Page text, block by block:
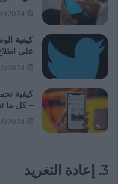
2024
كيفية
على
2024
كيفية
– كل ما
2024
3. إعادة التغريد